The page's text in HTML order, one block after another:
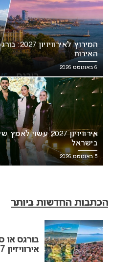
המירוץ
האירוח
6 באוגוסט 2026
אירוויזיון 2027
בישראל
5 באוגוסט 2026
הכתבות החדשות ביותר
בורגס או
אירוויזיון 2027 תיחשף ביום רביעי